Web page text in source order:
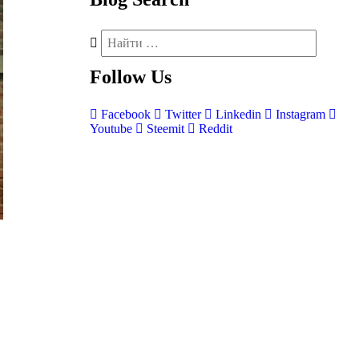
Follow Us
Facebook Twitter Linkedin
Instagram
Youtube
Steemit Reddit